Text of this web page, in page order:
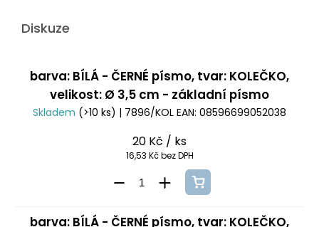
Diskuze
barva: BÍLÁ - ČERNÉ písmo, tvar: KOLEČKO,
velikost: Ø 3,5 cm - základní písmo
Skladem (>10 ks) | 7896/KOL EAN: 08596699052038
20 Kč / ks
16,53 Kč bez DPH
barva: BÍLÁ - ČERNÉ písmo, tvar: KOLEČKO,